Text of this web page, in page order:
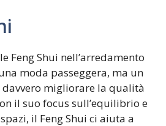
Feng Shui nell’arredamento
moda passeggera, ma un
migliorare la qualità
il suo focus sull’equilibrio e
il Feng Shui ci aiuta a